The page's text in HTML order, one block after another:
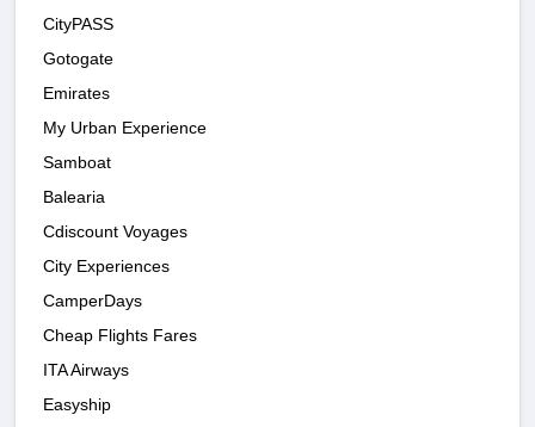
CityPASS
Gotogate
Emirates
My Urban Experience
Samboat
Balearia
Cdiscount Voyages
City Experiences
CamperDays
Cheap Flights Fares
ITA Airways
Easyship